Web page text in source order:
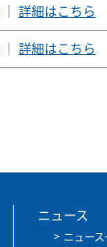
｜ 詳細はこちら
｜ 詳細はこちら
ニュース
ニュー